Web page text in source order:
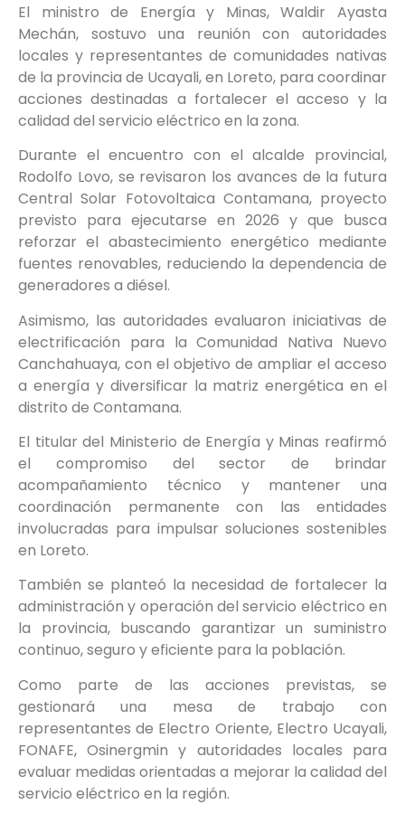
El ministro de Energía y Minas, Waldir Ayasta
Mechán, sostuvo una reunión con autoridades
locales y representantes de comunidades nativas
de la provincia de Ucayali, en Loreto, para coordinar
acciones destinadas a fortalecer el acceso y la
calidad del servicio eléctrico en la zona.
Durante el encuentro con el alcalde provincial,
Rodolfo Lovo, se revisaron los avances de la futura
Central Solar Fotovoltaica Contamana, proyecto
previsto para ejecutarse en 2026 y que busca
reforzar el abastecimiento energético mediante
fuentes renovables, reduciendo la dependencia de
generadores a diésel.
Asimismo, las autoridades evaluaron iniciativas de
electrificación para la Comunidad Nativa Nuevo
Canchahuaya, con el objetivo de ampliar el acceso
a energía y diversificar la matriz energética en el
distrito de Contamana.
El titular del Ministerio de Energía y Minas reafirmó
el compromiso del sector de brindar
acompañamiento técnico y mantener una
coordinación permanente con las entidades
involucradas para impulsar soluciones sostenibles
en Loreto.
También se planteó la necesidad de fortalecer la
administración y operación del servicio eléctrico en
la provincia, buscando garantizar un suministro
continuo, seguro y eficiente para la población.
Como parte de las acciones previstas, se
gestionará una mesa de trabajo con
representantes de Electro Oriente, Electro Ucayali,
FONAFE, Osinergmin y autoridades locales para
evaluar medidas orientadas a mejorar la calidad del
servicio eléctrico en la región.